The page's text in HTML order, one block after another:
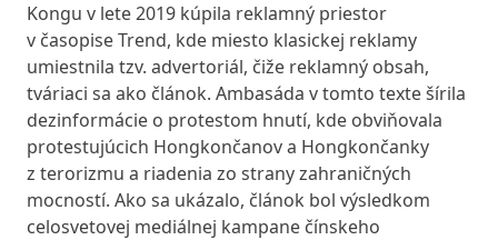
Kongu v lete 2019 kúpila reklamný priestor
v časopise Trend, kde miesto klasickej reklamy
umiestnila tzv. advertoriál, čiže reklamný obsah,
tváriaci sa ako článok. Ambasáda v tomto texte šírila
dezinformácie o protestom hnutí, kde obviňovala
protestujúcich Hongkončanov a Hongkončanky
z terorizmu a riadenia zo strany zahraničných
mocností. Ako sa ukázalo, článok bol výsledkom
celosvetovej mediálnej kampane čínskeho